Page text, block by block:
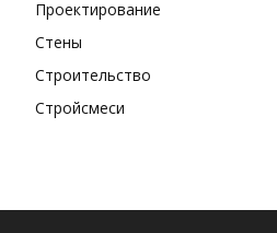
Проектирование
Стены
Строительство
Стройсмеси